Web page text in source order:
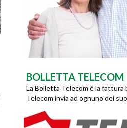
BOLLETTA TELECOM
La Bolletta Telecom è la fattura
Telecom invia ad ognuno dei